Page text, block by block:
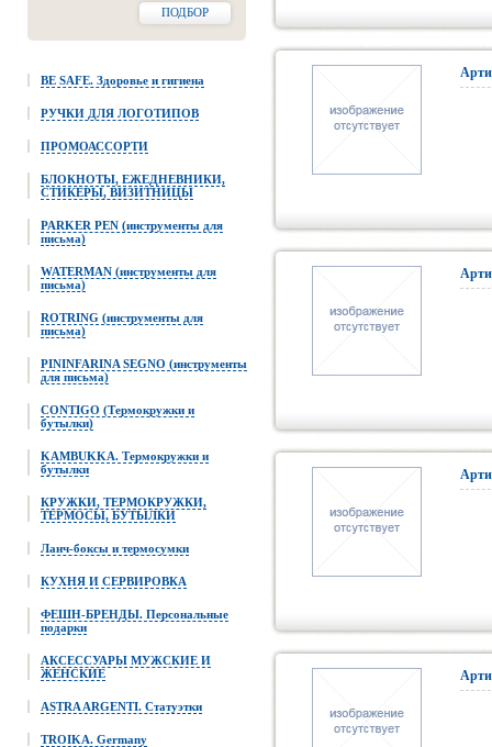
ПОДБОР
BE SAFE. Здоровье и гигиена
РУЧКИ ДЛЯ ЛОГОТИПОВ
ПРОМОАССОРТИ
БЛОКНОТЫ, ЕЖЕДНЕВНИКИ,
СТИКЕРЫ, ВИЗИТНИЦЫ
PARKER PEN (инструменты для
письма)
WATERMAN (инструменты для
письма)
ROTRING (инструменты для
письма)
PININFARINA SEGNO (инструменты
для письма)
CONTIGO (Термокружки и
бутылки)
KAMBUKKA. Термокружки и
бутылки
КРУЖКИ, ТЕРМОКРУЖКИ,
ТЕРМОСЫ, БУТЫЛКИ
Ланч-боксы и термосумки
КУХНЯ И СЕРВИРОВКА
ФЕШН-БРЕНДЫ. Персональные
подарки
АКСЕССУАРЫ МУЖСКИЕ И
ЖЕНСКИЕ
ASTRA ARGENTI. Статуэтки
TROIKA. Germany